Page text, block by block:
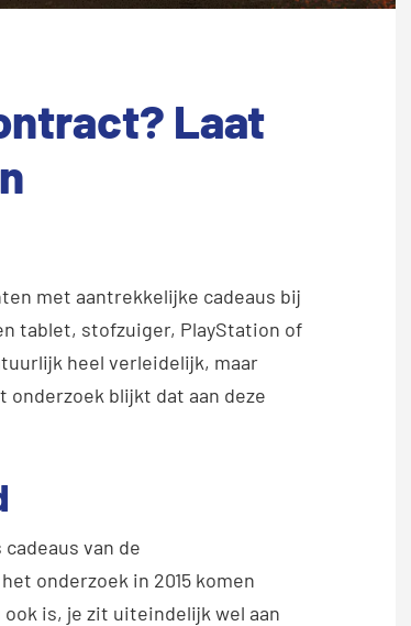
Laat
met aantrekkelijke cadeaus bij
tablet, stofzuiger, PlayStation of
heel verleidelijk, maar
blijkt dat aan deze
van de
onderzoek in 2015 komen
is, je zit uiteindelijk wel aan